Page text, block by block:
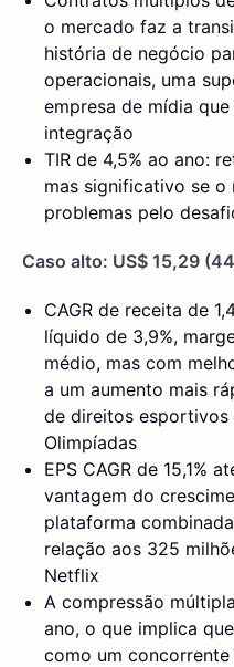
o mercado faz a
história de negócio
operacionais, uma
empresa de mídia
integração
TIR de 4,5% ao ano:
mas significativo se o
problemas pelo
Caso alto: US$ 15,29
CAGR de receita de
líquido de 3,9%,
médio, mas com
a um aumento mais
de direitos esportivos
Olimpíadas
EPS CAGR de 15,1%
vantagem do
plataforma
relação aos 325
Netflix
A compressão
ano, o que implica
como um